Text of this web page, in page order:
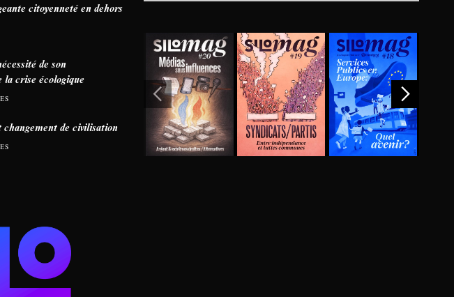
citoyenneté en dehors
de son
la crise écologique
changement de civilisation